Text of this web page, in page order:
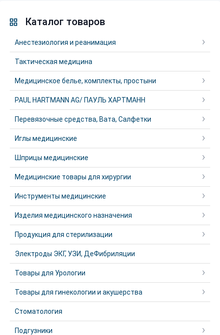
Каталог товаров
Анестезиология и реанимация
Тактическая медицина
Медицинское белье, комплекты, простыни
PAUL HARTMANN AG/ ПАУЛЬ ХАРТМАНН
Перевязочные средства, Вата, Салфетки
Иглы медицинские
Шприцы медицинские
Медицинские товары для хирургии
Инструменты медицинские
Изделия медицинского назначения
Продукция для стерилизации
Электроды ЭКГ, УЗИ, ДеФибриляции
Товары для Урологии
Товары для гинекологии и акушерства
Стоматология
Подгузники